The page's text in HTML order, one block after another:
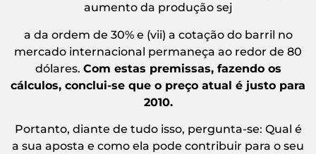
aumento da produção sej
a da ordem de 30% e (vii) a cotação do barril no
mercado internacional permaneça ao redor de 80
dólares. Com estas premissas, fazendo os
cálculos, conclui-se que o preço atual é justo para
2010.
Portanto, diante de tudo isso, pergunta-se: Qual é
a sua aposta e como ela pode contribuir para o seu